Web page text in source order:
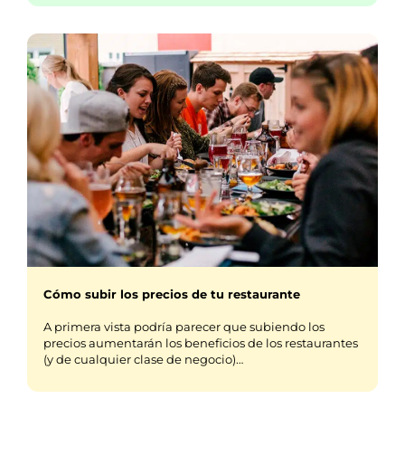
Cómo subir los precios de tu restaurante
A primera vista podría parecer que subiendo los
precios aumentarán los beneficios de los restaurantes
(y de cualquier clase de negocio)…